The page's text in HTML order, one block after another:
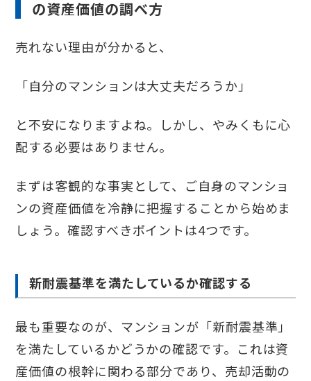
の資産価値の調べ方
売れない理由が分かると、
「自分のマンションは大丈夫だろうか」
と不安になりますよね。しかし、やみくもに心
配する必要はありません。
まずは客観的な事実として、ご自身のマンショ
ンの資産価値を冷静に把握することから始めま
しょう。確認すべきポイントは4つです。
新耐震基準を満たしているか確認する
最も重要なのが、マンションが「新耐震基準」
を満たしているかどうかの確認です。これは資
産価値の根幹に関わる部分であり、売却活動の